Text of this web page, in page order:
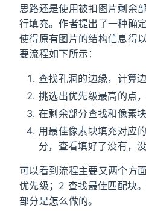
思路还是使用被扣图片剩余
行填充。作者提出了一种确
使得原有图片的结构信息得
要流程如下所示：
查找孔洞的边缘，计算
挑选出优先级最高的点
在剩余部分查找和像素
用最佳像素块填充对应
分，查看填好了没有，
可以看到流程主要又两个方
优先级；2 查找最佳匹配块
部分是怎么做的。